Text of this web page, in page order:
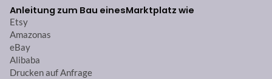
Anleitung zum Bau einesMarktplatz wie
Etsy
Amazonas
eBay
Alibaba
Drucken auf Anfrage